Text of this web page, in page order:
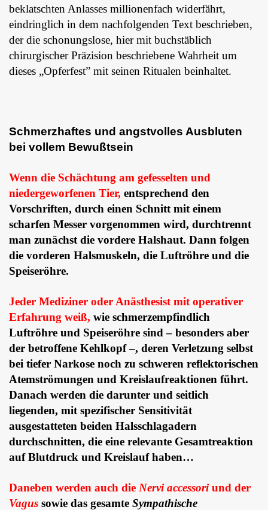
beklatschten Anlasses millionenfach widerfährt,
eindringlich in dem nachfolgenden Text beschrieben,
der die schonungslose, hier mit buchstäblich
chirurgischer Präzision beschriebene Wahrheit um
dieses „Opferfest” mit seinen Ritualen beinhaltet.
Schmerzhaftes und angstvolles Ausbluten
bei vollem Bewußtsein
Wenn die Schächtung am gefesselten und
niedergeworfenen Tier, entsprechend den
Vorschriften, durch einen Schnitt mit einem
scharfen Messer vorgenommen wird, durchtrennt
man zunächst die vordere Halshaut. Dann folgen
die vorderen Halsmuskeln, die Luftröhre und die
Speiseröhre.
Jeder Mediziner oder Anästhesist mit operativer
Erfahrung weiß, wie schmerzempfindlich
Luftröhre und Speiseröhre sind – besonders aber
der betroffene Kehlkopf –, deren Verletzung selbst
bei tiefer Narkose noch zu schweren reflektorischen
Atemströmungen und Kreislaufreaktionen führt.
Danach werden die darunter und seitlich
liegenden, mit spezifischer Sensitivität
ausgestatteten beiden Halsschlagadern
durchschnitten, die eine relevante Gesamtreaktion
auf Blutdruck und Kreislauf haben…
Daneben werden auch die Nervi accessoriund der
Vagus sowie das gesamte Sympathische